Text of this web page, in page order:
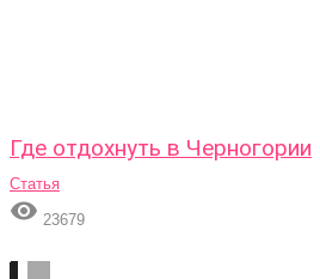
Где отдохнуть в Черногории
Статья
 23679